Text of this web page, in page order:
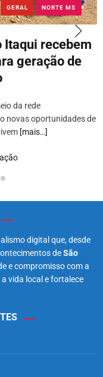
GERAL NORTE MS
Itaqui recebem
geração de
da rede
novas oportunidades de
[mais…]
digital que, desde
deSão
e compromisso com a
vida local e fortalece